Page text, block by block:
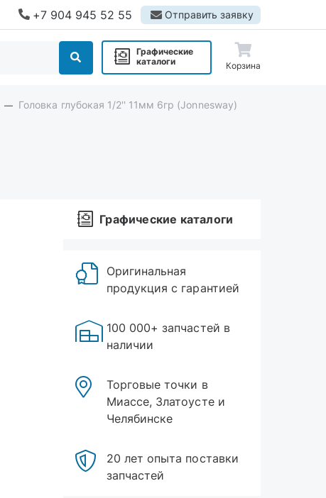
+7 904 945 52 55 Отправить заявку
Графические
каталоги
Корзина
Головка глубокая 1/2'' 11мм 6гр (Jonnesway)
Графические каталоги
Оригинальная
продукция с гарантией
100 000+ запчастей в
наличии
Торговые точки в
Миассе, Златоусте и
Челябинске
20 лет опыта поставки
запчастей